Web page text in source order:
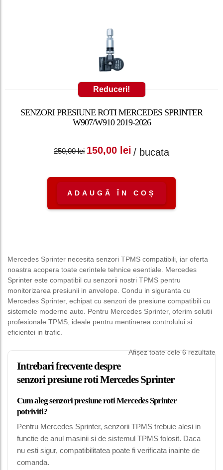
Reduceri!
SENZORI PRESIUNE ROTI MERCEDES SPRINTER
W907/W910 2019-2026
250,00lei
Prețul inițial a fost:
150,00 lei
Prețul curent
/ bucata
ADAUGĂ ÎN COȘ
Mercedes Sprinter necesita senzori TPMS compatibili, iar oferta
noastra acopera toate cerintele tehnice esentiale. Mercedes
Sprinter este compatibil cu senzorii nostri TPMS pentru
monitorizarea presiunii in anvelope. Condu in siguranta cu
Mercedes Sprinter, echipat cu senzori de presiune compatibili cu
sistemele moderne auto. Pentru Mercedes Sprinter, oferim solutii
profesionale TPMS, ideale pentru mentinerea controlului si
eficientei in trafic.
Afișez toate cele 6 rezultate
Intrebari frecvente despre
senzori presiune roti Mercedes Sprinter
Cum aleg senzori presiune roti Mercedes Sprinter
potriviti?
Pentru Mercedes Sprinter, senzorii TPMS trebuie alesi in
functie de anul masinii si de sistemul TPMS folosit. Daca
nu esti sigur, compatibilitatea poate fi verificata inainte de
comanda.